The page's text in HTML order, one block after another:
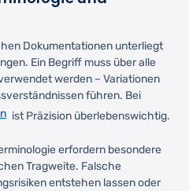
Dokumentationen unterliegt
Ein Begriff muss über alle
werden – Variationen
führen. Bei
ist Präzision überlebenswichtig.
erfordern besondere
Tragweite. Falsche
entstehen lassen oder